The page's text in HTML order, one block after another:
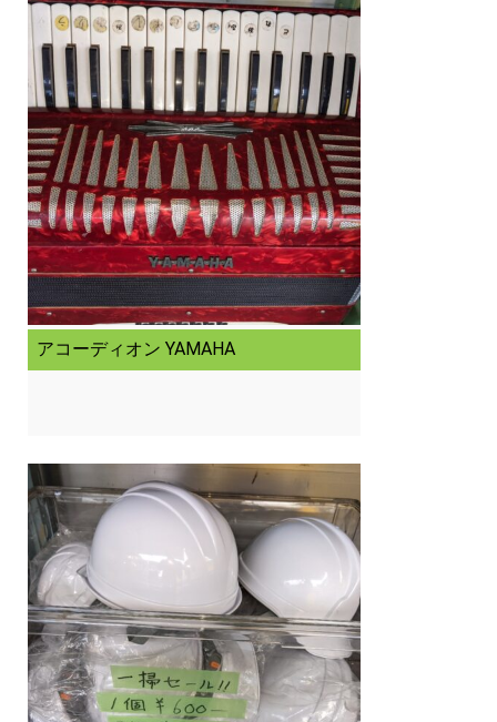
アコーディオン YAMAHA